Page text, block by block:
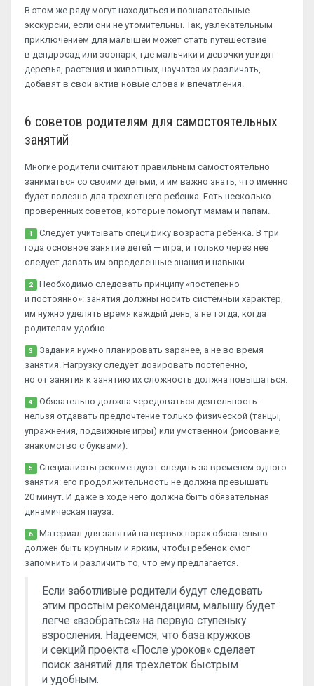
В этом же ряду могут находиться и познавательные
экскурсии, если они не утомительны. Так, увлекательным
приключением для малышей может стать путешествие
в дендросад или зоопарк, где мальчики и девочки увидят
деревья, растения и животных, научатся их различать,
добавят в свой актив новые слова и впечатления.
6 советов родителям для самостоятельных
занятий
Многие родители считают правильным самостоятельно
заниматься со своими детьми, и им важно знать, что именно
будет полезно для трехлетнего ребенка. Есть несколько
проверенных советов, которые помогут мамам и папам.
1
Следует учитывать специфику возраста ребенка. В три
года основное занятие детей — игра, и только через нее
следует давать им определенные знания и навыки.
2 Необходимо следовать принципу «постепенно
и постоянно»: занятия должны носить системный характер,
им нужно уделять время каждый день, а не тогда, когда
родителям удобно.
3
Задания нужно планировать заранее, а не во время
занятия. Нагрузку следует дозировать постепенно,
но от занятия к занятию их сложность должна повышаться.
4
Обязательно должна чередоваться деятельность:
нельзя отдавать предпочтение только физической (танцы,
упражнения, подвижные игры) или умственной (рисование,
знакомство с буквами).
5
Специалисты рекомендуют следить за временем одного
занятия: его продолжительность не должна превышать
20 минут. И даже в ходе него должна быть обязательная
динамическая пауза.
6 Материал для занятий на первых порах обязательно
должен быть крупным и ярким, чтобы ребенок смог
запомнить и различить то, что ему предлагается.
Если заботливые родители будут следовать
этим простым рекомендациям, малышу будет
легче «взобраться» на первую ступеньку
взросления. Надеемся, что база кружков
и секций проекта «После уроков» сделает
поиск занятий для трехлеток быстрым
и удобным.